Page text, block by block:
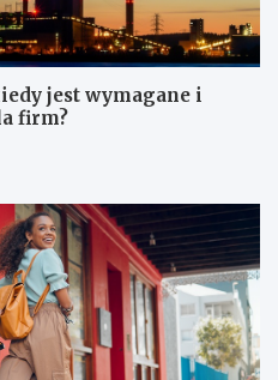
jest wymagane i
firm?